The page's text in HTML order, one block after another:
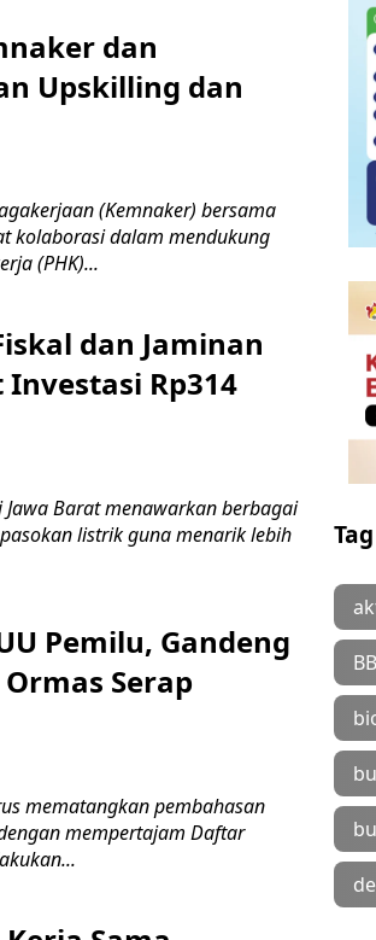
dan
Upskilling dan
(Kemnaker) bersama
kolaborasi dalam mendukung
(PHK)...
dan Jaminan
Rp314
Jawa Barat menawarkan berbagai
listrik guna menarik lebih
Pemilu, Gandeng
Serap
mematangkan pembahasan
mempertajam Daftar